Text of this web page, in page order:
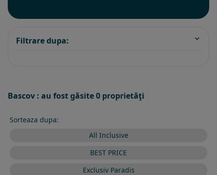
Filtrare dupa:
Bascov : au fost găsite 0 proprietăţi
Sorteaza dupa:
All Inclusive
BEST PRICE
Exclusiv Paradis